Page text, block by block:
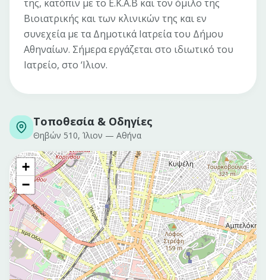
της, κατόπιν με το Ε.Κ.Α.Β και τον όμιλο της
Βιοιατρικής και των κλινικών της και εν
συνεχεία με τα Δημοτικά Ιατρεία του Δήμου
Αθηναίων. Σήμερα εργάζεται στο ιδιωτικό του
Ιατρείο, στο ‘Ιλιον.
Τοποθεσία & Οδηγίες
Θηβών 510, Ίλιον — Αθήνα
+
−